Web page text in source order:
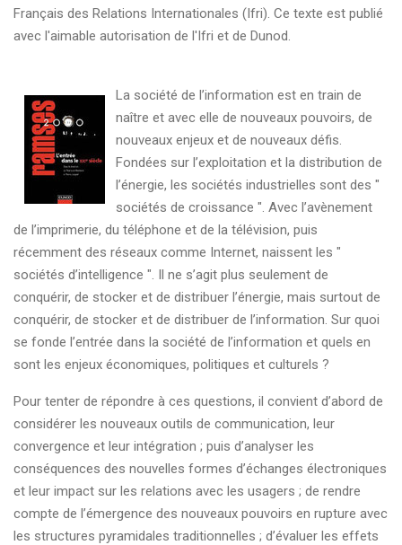
Français des Relations Internationales (Ifri). Ce texte est publié
avec l'aimable autorisation de l'Ifri et de Dunod.
La société de l’information est en train de
naître et avec elle de nouveaux pouvoirs, de
nouveaux enjeux et de nouveaux défis.
Fondées sur l’exploitation et la distribution de
l’énergie, les sociétés industrielles sont des "
sociétés de croissance ". Avec l’avènement
de l’imprimerie, du téléphone et de la télévision, puis
récemment des réseaux comme Internet, naissent les "
sociétés d’intelligence ". Il ne s’agit plus seulement de
conquérir, de stocker et de distribuer l’énergie, mais surtout de
conquérir, de stocker et de distribuer de l’information. Sur quoi
se fonde l’entrée dans la société de l’information et quels en
sont les enjeux économiques, politiques et culturels ?
Pour tenter de répondre à ces questions, il convient d’abord de
considérer les nouveaux outils de communication, leur
convergence et leur intégration ; puis d’analyser les
conséquences des nouvelles formes d’échanges électroniques
et leur impact sur les relations avec les usagers ; de rendre
compte de l’émergence des nouveaux pouvoirs en rupture avec
les structures pyramidales traditionnelles ; d’évaluer les effets